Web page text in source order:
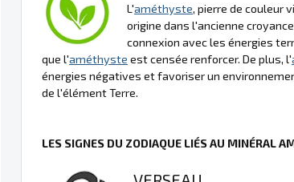
L'améthyste, pierre de couleur
origine dans l'ancienne
connexion avec les énergies
que l'améthyste est censée renforcer. De plus, l'
énergies négatives et favoriser un
de l'élément Terre.
LES SIGNES DU ZODIAQUE LIÉS AU MINÉRAL